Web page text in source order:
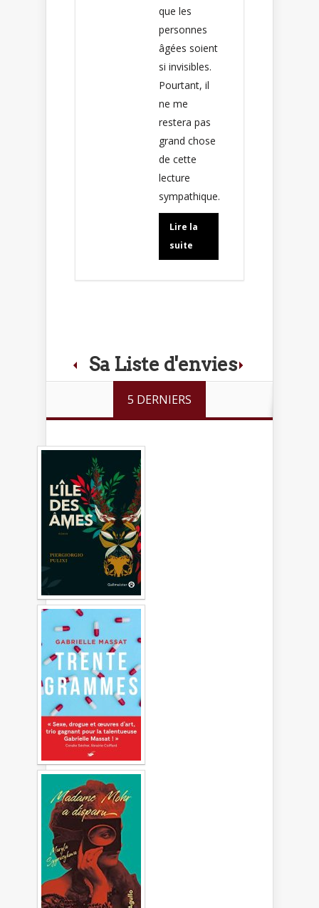
que les
personnes
âgées soient
si invisibles.
Pourtant, il
ne me
restera pas
grand chose
de cette
lecture
sympathique.
Lire la
suite
Sa Liste d'envies
5 DERNIERS